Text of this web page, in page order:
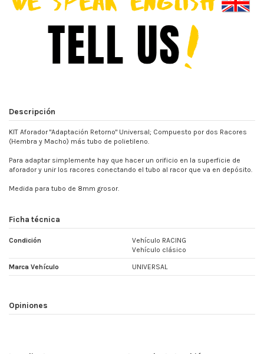
Descripción
KIT Aforador "Adaptación Retorno" Universal; Compuesto por dos Racores
(Hembra y Macho) más tubo de polietileno.
Para adaptar simplemente hay que hacer un orificio en la superficie de
aforador y unir los racores conectando el tubo al racor que va en depósito.
Medida para tubo de 8mm grosor.
Ficha técnica
Condición
Vehículo RACING
Vehículo clásico
Marca Vehículo UNIVERSAL
Opiniones